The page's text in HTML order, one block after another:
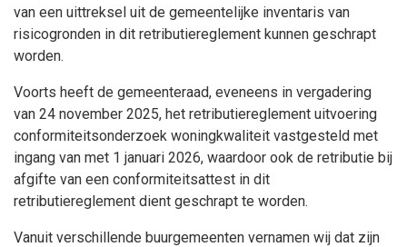
van een uittreksel uit de gemeentelijke inventaris van
risicogronden in dit retributiereglement kunnen geschrapt
worden.
Voorts heeft de gemeenteraad, eveneens in vergadering
van 24 november 2025, het retributiereglement uitvoering
conformiteitsonderzoek woningkwaliteit vastgesteld met
ingang van met 1 januari 2026, waardoor ook de retributie bij
afgifte van een conformiteitsattest in dit
retributiereglement dient geschrapt te worden.
Vanuit verschillende buurgemeenten vernamen wij dat zijn